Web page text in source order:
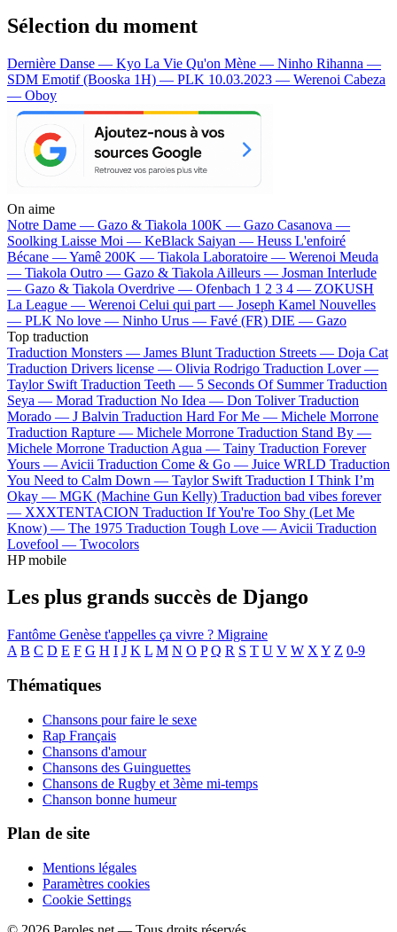
Sélection du moment
Dernière Danse — Kyo La Vie Qu'on Mène — Ninho Rihanna —
SDM Emotif (Booska 1H) — PLK 10.03.2023 — Werenoi Cabeza
— Oboy
On aime
Notre Dame — Gazo & Tiakola 100K — Gazo Casanova —
Soolking Laisse Moi — KeBlack Saiyan — Heuss L'enfoiré
Bécane —Yamê 200K — Tiakola Laboratoire — Werenoi Meuda
— Tiakola Outro — Gazo & Tiakola Ailleurs — Josman Interlude
— Gazo & Tiakola Overdrive — Ofenbach 1 2 3 4 — ZOKUSH
La League — Werenoi Celui qui part — Joseph Kamel Nouvelles
— PLK No love — Ninho Urus — Favé (FR) DIE — Gazo
Top traduction
Traduction Monsters — James Blunt Traduction Streets — Doja Cat
Traduction Drivers license — Olivia Rodrigo Traduction Lover —
Taylor Swift Traduction Teeth — 5 Seconds Of Summer Traduction
Seya — Morad Traduction No Idea — Don Toliver Traduction
Morado — J Balvin Traduction Hard For Me — Michele Morrone
Traduction Rapture — Michele Morrone Traduction Stand By —
Michele Morrone Traduction Agua — Tainy Traduction Forever
Yours — Avicii Traduction Come & Go — Juice WRLD Traduction
You Need to Calm Down — Taylor Swift Traduction I Think I’m
Okay — MGK (Machine Gun Kelly) Traduction bad vibes forever
— XXXTENTACION Traduction If You're Too Shy (Let Me
Know) — The 1975 Traduction Tough Love — Avicii Traduction
Lovefool — Twocolors
HP mobile
Les plus grands succès de Django
Fantôme Genèse t'appelles ça vivre ? Migraine
A B C D E F G H I J K L M N O P Q R S T U V W X Y Z 0-9
Thématiques
Chansons pour faire le sexe
Rap Français
Chansons d'amour
Chansons des Guinguettes
Chansons de Rugby et 3ème mi-temps
Chanson bonne humeur
Plan de site
Mentions légales
Paramètres cookies
Cookie Settings